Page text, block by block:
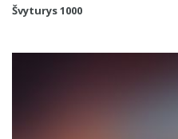
Švyturys 1000